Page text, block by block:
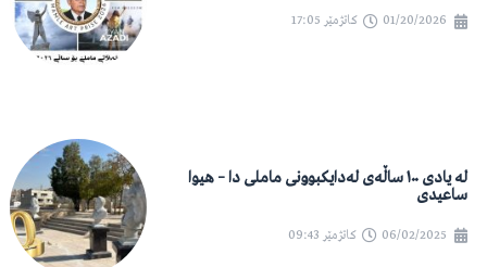
01/20/2026 کاتژمێر 17:05
لە یادی ١٠٠ ساڵەی لەدایکبوونی ماملی دا – هیوا
ساعیدی
06/02/2025 کاتژمێر 09:43